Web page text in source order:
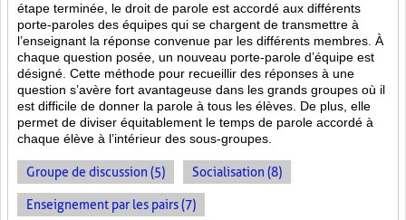
étape terminée, le droit de parole est accordé aux différents
porte-paroles des équipes qui se chargent de transmettre à
l’enseignant la réponse convenue par les différents membres. À
chaque question posée, un nouveau porte-parole d’équipe est
désigné. Cette méthode pour recueillir des réponses à une
question s’avère fort avantageuse dans les grands groupes où il
est difficile de donner la parole à tous les élèves. De plus, elle
permet de diviser équitablement le temps de parole accordé à
chaque élève à l’intérieur des sous-groupes.
Groupe de discussion (5) Socialisation (8)
Enseignement par les pairs (7)